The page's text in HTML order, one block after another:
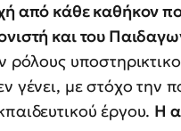
από κάθε καθήκον
και του
ρόλους
γένει, με στόχο την
έργου. Η